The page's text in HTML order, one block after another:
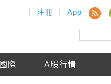
注冊 App
國際 A股行情